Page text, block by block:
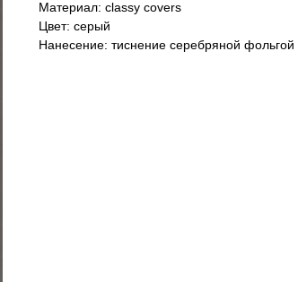
Материал: classy covers
Цвет: серый
Нанесение: тиснение серебряной фольгой